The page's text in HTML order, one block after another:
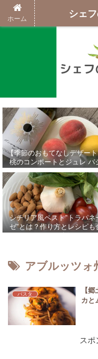
【季節のおもてなしデザー
桃のコンポートとジュレ バ
ルのグラニテ添え
シチリア風ペスト”トラパネ
ゼ”とは？作り方とレシピも
わせて解説！
アブルッツォ
パスタ
【
カと
スポ
ホーム シェ